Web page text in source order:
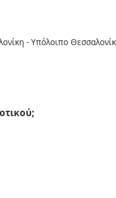
- Υπόλοιπο